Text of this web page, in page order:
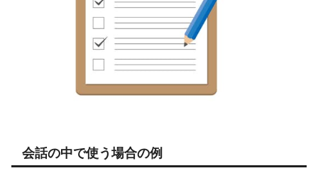
会話の中で使う場合の例